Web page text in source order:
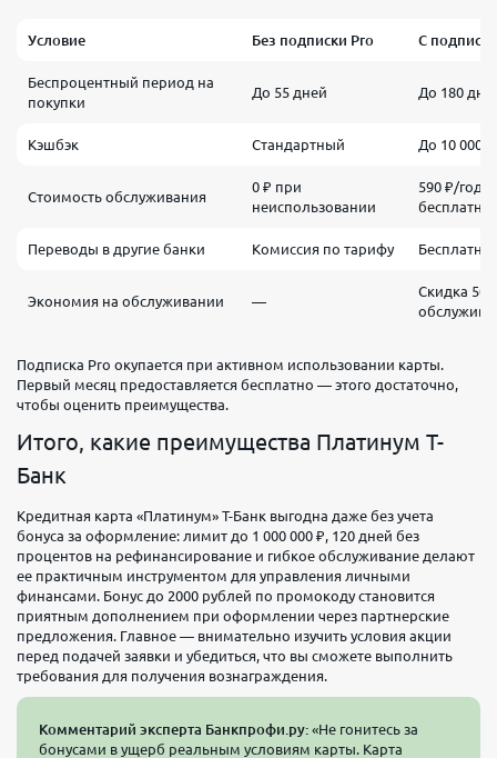
Условие Без подписки Pro С
Беспроцентный период на
покупки
До 55 дней До 180
Кэшбэк Стандартный До 10 000
Стоимость обслуживания
0 ₽ при
неиспользовании
590 ₽/год
бесплатно
Переводы в другие банки Комиссия по тарифу Бесплатно
Экономия на обслуживании —
Скидка
Подписка Pro окупается при активном использовании карты.
Первый месяц предоставляется бесплатно — этого достаточно,
чтобы оценить преимущества.
Итого, какие преимущества Платинум Т-
Банк
Кредитная карта «Платинум» Т-Банк выгодна даже без учета
бонуса за оформление: лимит до 1 000 000 ₽, 120 дней без
процентов на рефинансирование и гибкое обслуживание делают
ее практичным инструментом для управления личными
финансами. Бонус до 2000 рублей по промокоду становится
приятным дополнением при оформлении через партнерские
предложения. Главное — внимательно изучить условия акции
перед подачей заявки и убедиться, что вы сможете выполнить
требования для получения вознаграждения.
Комментарий эксперта Банкпрофи.ру: «Не гонитесь за
бонусами в ущерб реальным условиям карты. Карта